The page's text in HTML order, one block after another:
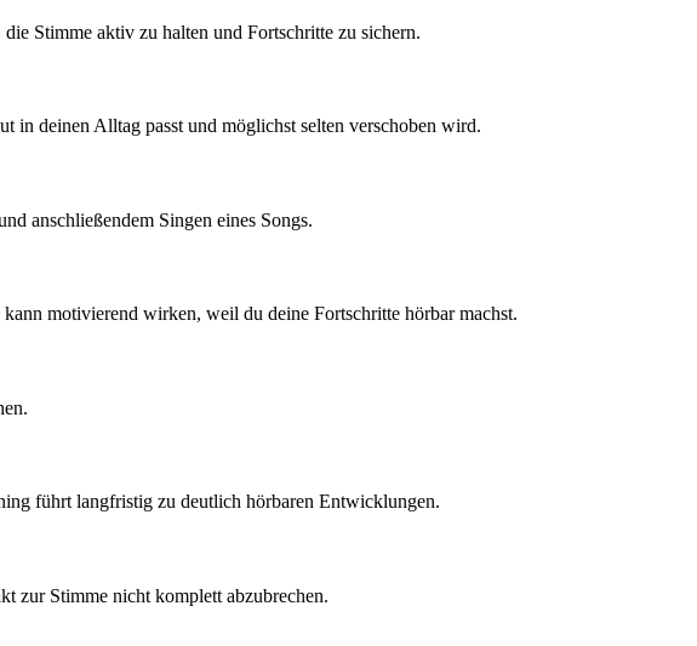
Stimme aktiv zu halten und Fortschritte zu sichern.
in deinen Alltag passt und möglichst selten verschoben wird.
anschließendem Singen eines Songs.
motivierend wirken, weil du deine Fortschritte hörbar machst.
führt langfristig zu deutlich hörbaren Entwicklungen.
zur Stimme nicht komplett abzubrechen.